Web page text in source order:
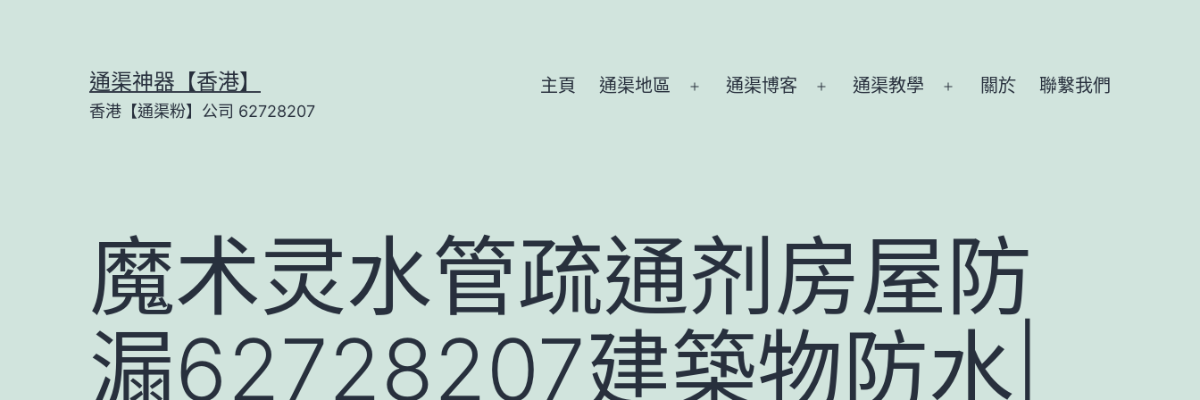
通渠神器【香港】
香港【通渠粉】公司 62728207
主頁 通渠地區
Open通渠博客
Open通渠教學
Open關於 聯繫我們
魔术灵水管疏通剂房屋防
漏62728207建築物防水|